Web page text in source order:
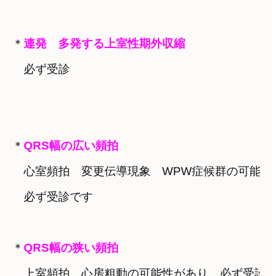
＊ 連発　多発する上室性期外収縮
必ず受診
＊
心室頻拍　変更伝導現象　WPW症候群の可能
必ず受診です
＊
上室頻拍　心房粗動の可能性があり　必ず受診